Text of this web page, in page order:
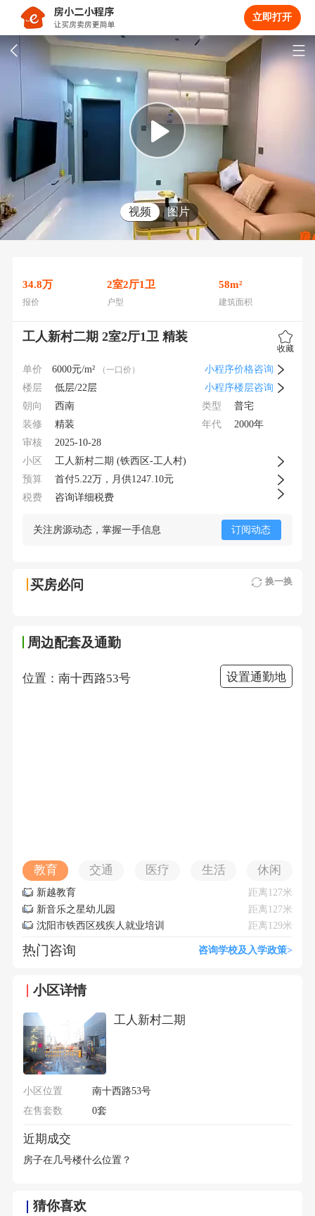
立即打开
视频 图片
34.8万
报价
2室2厅1 卫
户型
58m²
建筑面积
工人新村二期 2室2厅1卫 精装
收藏
单价 6000元/m² （一口价） 小程序价格咨询
楼层 低层/22层 小程序楼层咨询
朝向 西南 类型 普宅
装修 精装 年代 2000年
审核 2025-10-28
小区 工人新村二期 (铁西区-工人村)
预算 首付5.22万，月供1247.10元
税费 咨询详细税费
关注房源动态，掌握一手信息 订阅动态
买房必问 换一换
周边配套及通勤
位置：南十西路53号 设置通勤地
教育 交通 医疗 生活 休闲
新越教育
距离127米
新音乐之星幼儿园
距离127米
沈阳市铁西区残疾人就业培训
距离129米
热门咨询 咨询学校及入学政策>
小区详情
工人新村二期
小区位置
南十西路53号
在售套数
0套
近期成交
房子在几号楼什么位置？
猜你喜欢